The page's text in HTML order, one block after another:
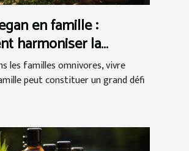
en famille :
harmoniser la
réussie ?
les familles omnivores, vivre
peut constituer un grand défi